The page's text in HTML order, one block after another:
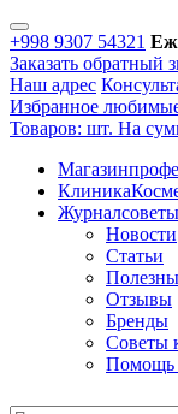
+998 9307 54321
Заказать обратный
Наш адрес
Избранное
Товаров: шт. На
Магазин
Клиника
Журнал
Новости
Статьи
Отзывы
Бренды
Советы
Помощь